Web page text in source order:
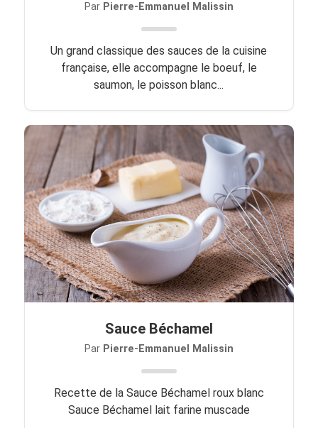
Par Pierre-Emmanuel Malissin
Un grand classique des sauces de la cuisine
française, elle accompagne le boeuf, le
saumon, le poisson blanc...
Sauce Béchamel
Par Pierre-Emmanuel Malissin
Recette de la Sauce Béchamel roux blanc
Sauce Béchamel lait farine muscade